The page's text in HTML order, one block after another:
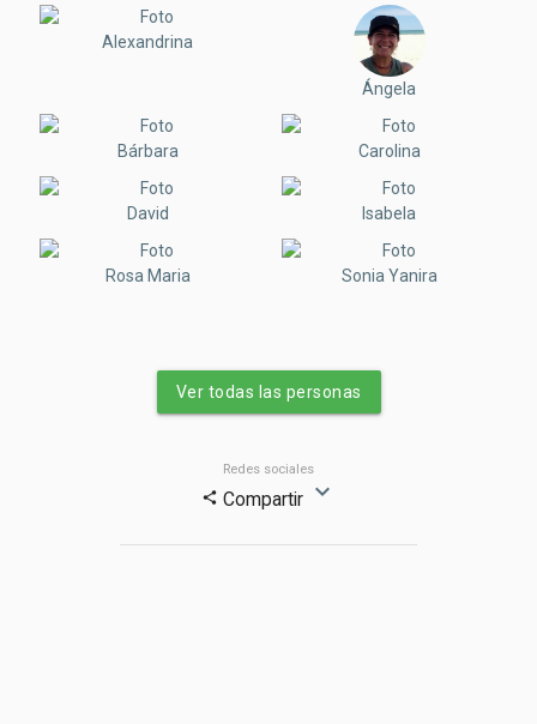
Alexandrina
Ángela
Bárbara Carolina
David Isabela
Rosa Maria Sonia Yanira
Ver todas las personas
Redes sociales
share Compartir expand_more